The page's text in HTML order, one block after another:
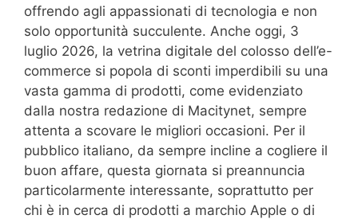
offrendo agli appassionati di tecnologia e non
solo opportunità succulente. Anche oggi, 3
luglio 2026, la vetrina digitale del colosso dell’e-
commerce si popola di sconti imperdibili su una
vasta gamma di prodotti, come evidenziato
dalla nostra redazione di Macitynet, sempre
attenta a scovare le migliori occasioni. Per il
pubblico italiano, da sempre incline a cogliere il
buon affare, questa giornata si preannuncia
particolarmente interessante, soprattutto per
chi è in cerca di prodotti a marchio Apple o di